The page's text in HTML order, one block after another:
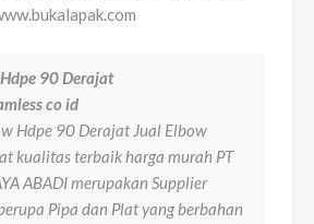
90 Derajat
co id
Hdpe 90 Derajat Jual Elbow
kualitas terbaik harga murah PT
ABADI merupakan Supplier
Pipa dan Plat yang berbahan